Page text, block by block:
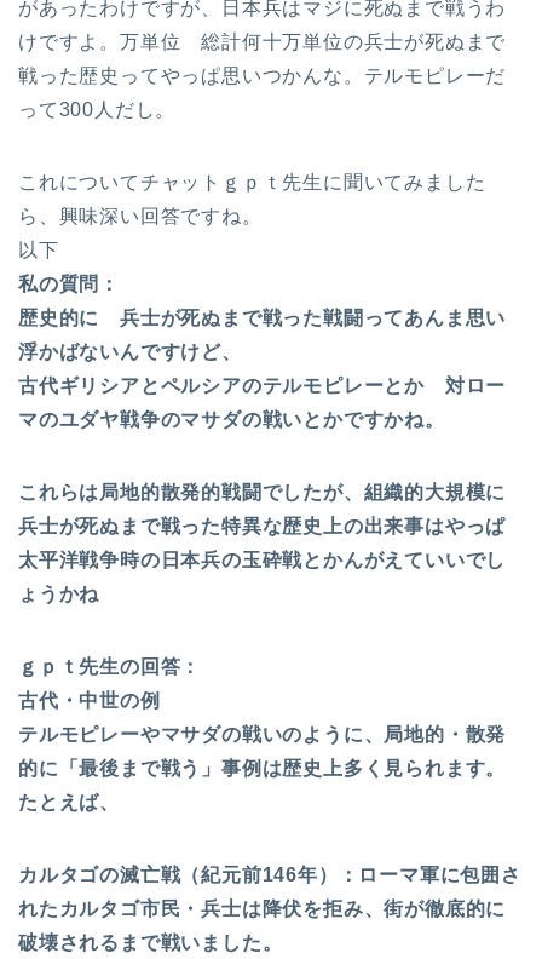
があったわけですが、日本兵はマジに死ぬまで戦うわ
けですよ。万単位 総計何十万単位の兵士が死ぬまで
戦った歴史ってやっぱ思いつかんな。テルモピレーだ
って300人だし。
これについてチャットｇｐｔ先生に聞いてみました
ら、興味深い回答ですね。
以下
私の質問：
歴史的に 兵士が死ぬまで戦った戦闘ってあんま思い
浮かばないんですけど、
古代ギリシアとペルシアのテルモピレーとか 対ロー
マのユダヤ戦争のマサダの戦いとかですかね。
これらは局地的散発的戦闘でしたが、組織的大規模に
兵士が死ぬまで戦った特異な歴史上の出来事はやっぱ
太平洋戦争時の日本兵の玉砕戦とかんがえていいでし
ょうかね
ｇｐｔ先生の回答：
古代・中世の例
テルモピレーやマサダの戦いのように、局地的・散発
的に「最後まで戦う」事例は歴史上多く見られます。
たとえば、
カルタゴの滅亡戦（紀元前146年）：ローマ軍に包囲さ
れたカルタゴ市民・兵士は降伏を拒み、街が徹底的に
破壊されるまで戦いました。